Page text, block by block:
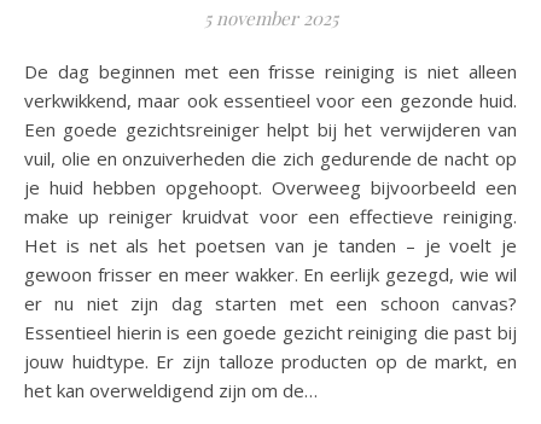
5 november 2025
De dag beginnen met een frisse reiniging is niet alleen
verkwikkend, maar ook essentieel voor een gezonde huid.
Een goede gezichtsreiniger helpt bij het verwijderen van
vuil, olie en onzuiverheden die zich gedurende de nacht op
je huid hebben opgehoopt. Overweeg bijvoorbeeld een
make up reiniger kruidvat voor een effectieve reiniging.
Het is net als het poetsen van je tanden – je voelt je
gewoon frisser en meer wakker. En eerlijk gezegd, wie wil
er nu niet zijn dag starten met een schoon canvas?
Essentieel hierin is een goede gezicht reiniging die past bij
jouw huidtype. Er zijn talloze producten op de markt, en
het kan overweldigend zijn om de…